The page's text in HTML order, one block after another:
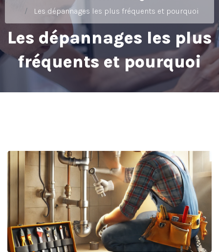
Les dépannages les plus fréquents et pourquoi
Les dépannages les plus
fréquents et pourquoi